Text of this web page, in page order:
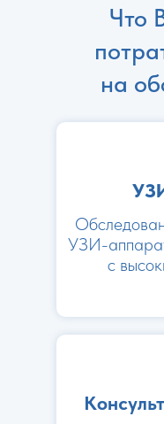
Что
на
УЗИ-
с